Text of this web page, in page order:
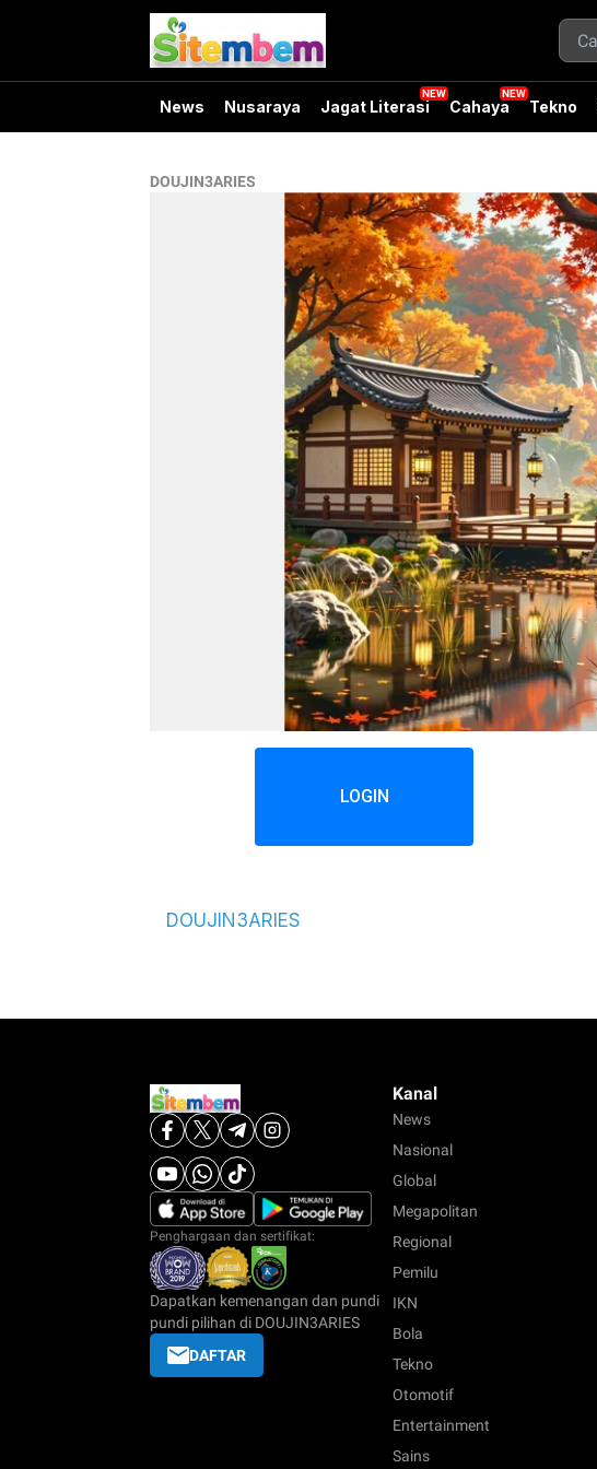
News Nusaraya Jagat Literasi Cahaya Tekno
DOUJIN3ARIES
LOGIN
DOUJIN3ARIES
Penghargaan dan sertifikat:
Dapatkan kemenangan dan pundi
pundi pilihan di DOUJIN3ARIES
DAFTAR
Kanal
News
Nasional
Global
Megapolitan
Regional
Pemilu
IKN
Bola
Tekno
Otomotif
Entertainment
Sains